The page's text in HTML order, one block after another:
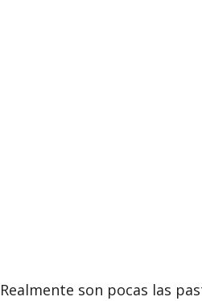
Realmente son pocas las